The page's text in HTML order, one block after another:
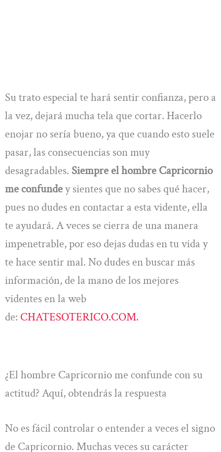
Su trato especial te hará sentir confianza, pero a
la vez, dejará mucha tela que cortar. Hacerlo
enojar no sería bueno, ya que cuando esto suele
pasar, las consecuencias son muy
desagradables. Siempre el hombre Capricornio
me confundey sientes que no sabes qué hacer,
pues no dudes en contactar a esta vidente, ella
te ayudará. A veces se cierra de una manera
impenetrable, por eso dejas dudas en tu vida y
te hace sentir mal. No dudes en buscar más
información, de la mano de los mejores
videntes en la web
de: CHATESOTERICO.COM.
¿El hombre Capricornio me confunde con su
actitud? Aquí, obtendrás la respuesta
No es fácil controlar o entender a veces el signo
de Capricornio. Muchas veces su carácter